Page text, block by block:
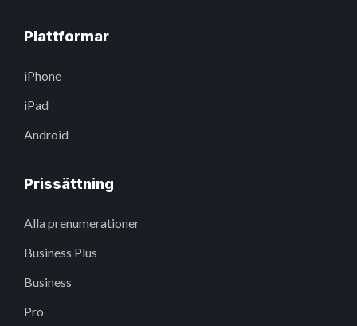
Plattformar
iPhone
iPad
Android
Prissättning
Alla prenumerationer
Business Plus
Business
Pro